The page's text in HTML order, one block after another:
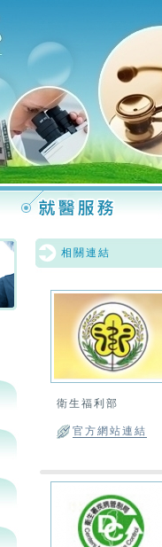
相關連結
衛生福利部
官方網站連結